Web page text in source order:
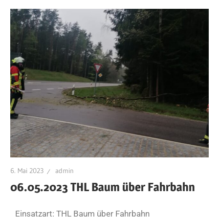
6. Mai 2023 admin
06.05.2023 THL Baum über Fahrbahn
Einsatzart: THL Baum über Fahrbahn